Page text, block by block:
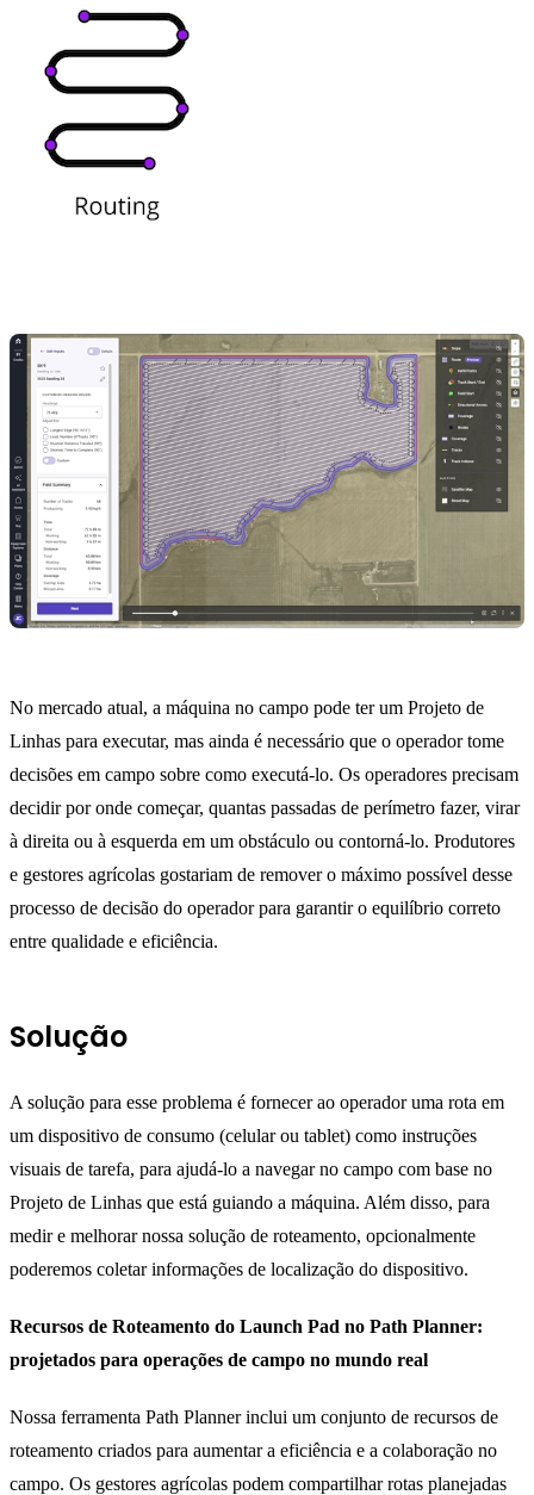
No mercado atual, a máquina no campo pode ter um Projeto de
Linhas para executar, mas ainda é necessário que o operador tome
decisões em campo sobre como executá-lo. Os operadores precisam
decidir por onde começar, quantas passadas de perímetro fazer, virar
à direita ou à esquerda em um obstáculo ou contorná-lo. Produtores
e gestores agrícolas gostariam de remover o máximo possível desse
processo de decisão do operador para garantir o equilíbrio correto
entre qualidade e eficiência.
Solução
A solução para esse problema é fornecer ao operador uma rota em
um dispositivo de consumo (celular ou tablet) como instruções
visuais de tarefa, para ajudá-lo a navegar no campo com base no
Projeto de Linhas que está guiando a máquina. Além disso, para
medir e melhorar nossa solução de roteamento, opcionalmente
poderemos coletar informações de localização do dispositivo.
Recursos de Roteamento do Launch Pad no Path Planner:
projetados para operações de campo no mundo real
Nossa ferramenta Path Planner inclui um conjunto de recursos de
roteamento criados para aumentar a eficiência e a colaboração no
campo. Os gestores agrícolas podem compartilhar rotas planejadas